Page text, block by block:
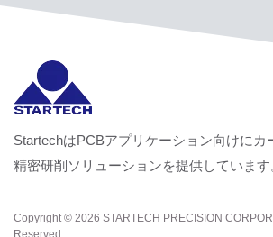
StartechはPCBアプリケーション向けにカ
精密研削ソリューションを提供しています
Copyright © 2026 STARTECH PRECISION
Reserved.